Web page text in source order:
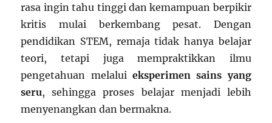
rasa ingin tahu tinggi dan kemampuan berpikir
kritis mulai berkembang pesat. Dengan
pendidikan STEM, remaja tidak hanya belajar
teori, tetapi juga mempraktikkan ilmu
pengetahuan melalui eksperimen sains yang
seru, sehingga proses belajar menjadi lebih
menyenangkan dan bermakna.